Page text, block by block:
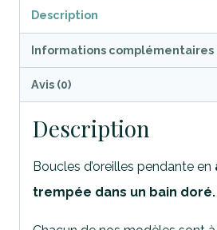
Description
Informations complémentaires
Avis (0)
Description
Boucles d’oreilles pendante en
trempée dans un bain doré.